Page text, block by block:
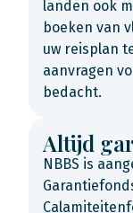
landen ook
boeken van
uw reisplan
aanvragen
bedacht.
Altijd
NBBS is